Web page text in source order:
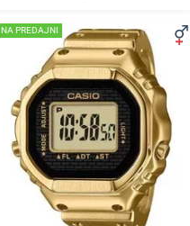
NA PREDAJNI